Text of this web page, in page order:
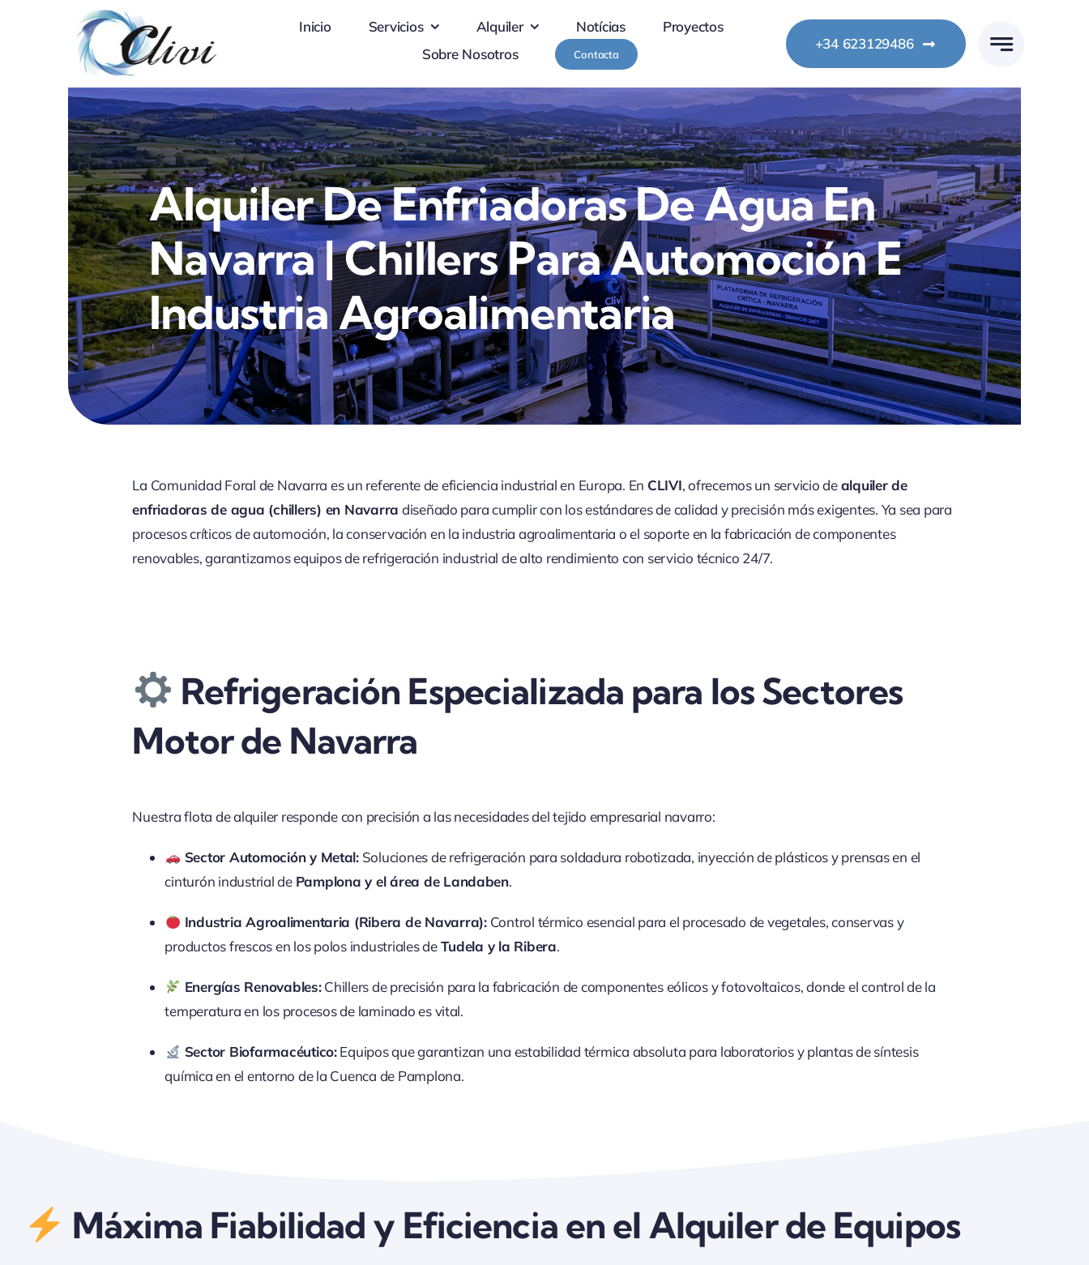
Inicio Servicios Alquiler Notícias
Proyectos
Sobre Nosotros
Contacta
+34 623129486
Alquiler De Enfriadoras De Agua En
Navarra | Chillers Para Automoción E
Industria Agroalimentaria
La Comunidad Foral de Navarra es un referente de eficiencia industrial en Europa. En CLIVI, ofrecemos un servicio dealquiler de
enfriadoras de agua (chillers) en Navarra diseñado para cumplir con los estándares de calidad y precisión más exigentes. Ya sea para
procesos críticos de automoción, la conservación en la industria agroalimentaria o el soporte en la fabricación de componentes
renovables, garantizamos equipos de refrigeración industrial de alto rendimiento con servicio técnico 24/7.
Refrigeración Especializada para los Sectores
Motor de Navarra
Nuestra flota de alquiler responde con precisión a las necesidades del tejido empresarial navarro:
Sector Automoción y Metal:Soluciones de refrigeración para soldadura robotizada, inyección de plásticos y prensas en el
cinturón industrial de Pamplona y el área de Landaben.
Industria Agroalimentaria (Ribera de Navarra):Control térmico esencial para el procesado de vegetales, conservas y
productos frescos en los polos industriales deTudela y la Ribera.
Energías Renovables:Chillers de precisión para la fabricación de componentes eólicos y fotovoltaicos, donde el control de la
temperatura en los procesos de laminado es vital.
Sector Biofarmacéutico:Equipos que garantizan una estabilidad térmica absoluta para laboratorios y plantas de síntesis
química en el entorno de la Cuenca de Pamplona.
Máxima Fiabilidad y Eficiencia en el Alquiler de Equipos